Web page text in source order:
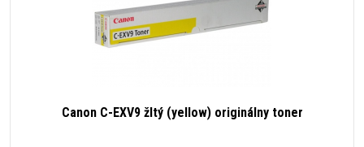
Canon C-EXV9 žltý (yellow) originálny toner